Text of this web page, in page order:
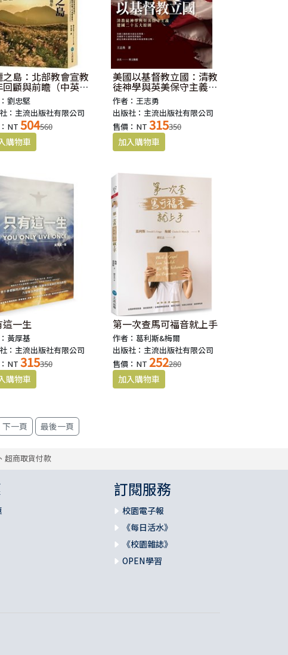
之島：北部教會宣教
回顧與前瞻（中英雙
）劉忠堅
：主流出版社有限公司
NT 504560
美國以基督教立國：清教
徒神學與英美保守主義建
國二十五大原則
作者：王志勇
出版社：主流出版社有限公司
售價：NT 315350
這一生
黃厚基
：主流出版社有限公司
NT 315350
第一次查馬可福音就上手
作者：葛利斯&梅爾
出版社：主流出版社有限公司
售價：NT 252280
超商取貨付款
訂閱服務
校園電子報
《每日活水》
《校園雜誌》
OPEN學習